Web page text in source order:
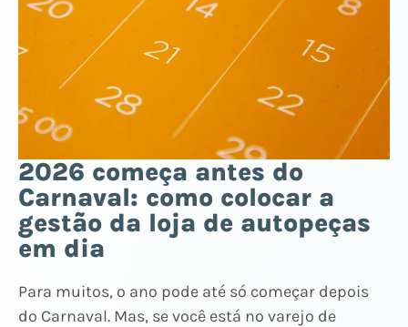
2026 começa antes do
Carnaval: como colocar a
gestão da loja de autopeças
em dia
Para muitos, o ano pode até só começar depois
do Carnaval. Mas, se você está no varejo de